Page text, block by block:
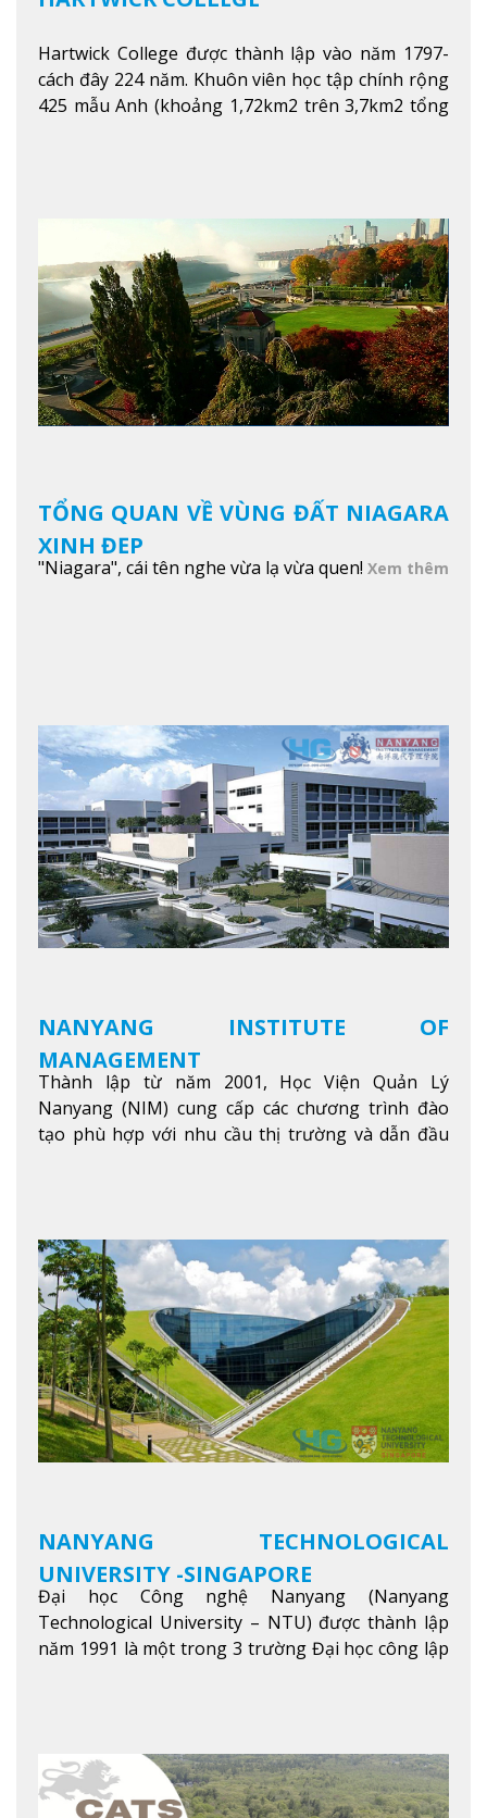
Hartwick College được thành lập vào năm 1797-
cách đây 224 năm. Khuôn viên học tập chính rộng
425 mẫu Anh (khoảng 1,72km2 trên 3,7km2 tổng
TỔNG QUAN VỀ VÙNG ĐẤT NIAGARA
XINH ĐẸP
"Niagara", cái tên nghe vừa lạ vừa quen! Xem thêm
NANYANG INSTITUTE OF
MANAGEMENT
Thành lập từ năm 2001, Học Viện Quản Lý
Nanyang (NIM) cung cấp các chương trình đào
tạo phù hợp với nhu cầu thị trường và dẫn đầu
học tập và nghiên cứu chất lượng nhằm nâng cao
kỹ năng, kiến thức và năng lực của sinh viên và các
đối tác của trườngXem thêm
NANYANG TECHNOLOGICAL
UNIVERSITY -SINGAPORE
Đại học Công nghệ Nanyang (Nanyang
Technological University – NTU) được thành lập
năm 1991 là một trong 3 trường Đại học công lập
Khoa học máy tính…Trường cũng được bình chọn
là một trong những ngôi trường đáng học nhất
trong khu vực các nước ASEAN và Châu Á.Xem